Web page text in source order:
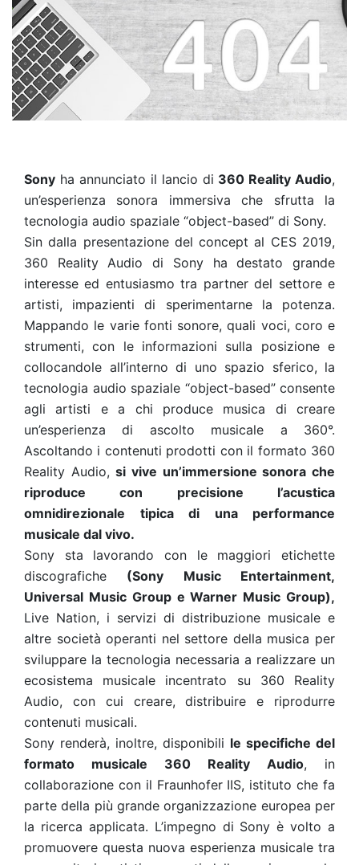
Sony ha annunciato il lancio di 360 Reality Audio,
un’esperienza sonora immersiva che sfrutta la
tecnologia audio spaziale “object-based” di Sony.
Sin dalla presentazione del concept al CES 2019,
360 Reality Audio di Sony ha destato grande
interesse ed entusiasmo tra partner del settore e
artisti, impazienti di sperimentarne la potenza.
Mappando le varie fonti sonore, quali voci, coro e
strumenti, con le informazioni sulla posizione e
collocandole all’interno di uno spazio sferico, la
tecnologia audio spaziale “object-based” consente
agli artisti e a chi produce musica di creare
un’esperienza di ascolto musicale a 360°.
Ascoltando i contenuti prodotti con il formato 360
Reality Audio,si vive un’immersione sonora che
riproduce con precisione l’acustica
omnidirezionale tipica di una performance
musicale dal vivo.
Sony sta lavorando con le maggiori etichette
discografiche (Sony Music Entertainment,
Universal Music Group e Warner Music Group),
Live Nation, i servizi di distribuzione musicale e
altre società operanti nel settore della musica per
sviluppare la tecnologia necessaria a realizzare un
ecosistema musicale incentrato su 360 Reality
Audio, con cui creare, distribuire e riprodurre
contenuti musicali.
Sony renderà, inoltre, disponibili le specifiche del
formato musicale 360 Reality Audio, in
collaborazione con il Fraunhofer IIS, istituto che fa
parte della più grande organizzazione europea per
la ricerca applicata. L’impegno di Sony è volto a
promuovere questa nuova esperienza musicale tra